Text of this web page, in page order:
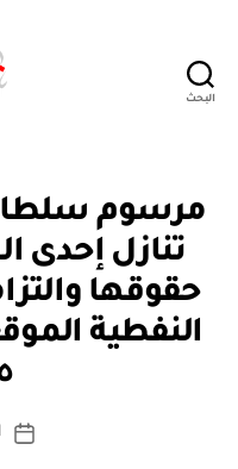
البحث
التصنيفات
تنازل إحدى
حقوقها